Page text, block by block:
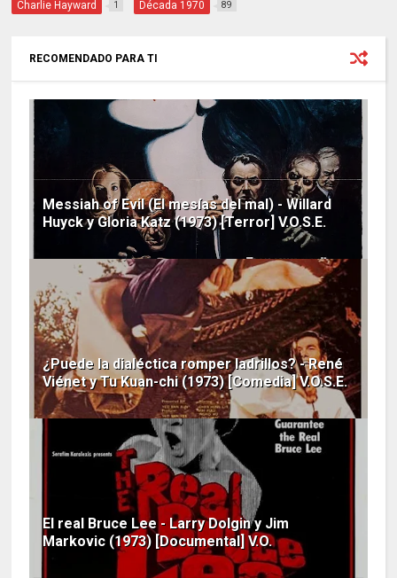
Charlie Hayward 1 Década 1970 89
RECOMENDADO PARA TI
Messiah of Evil (El mesías del mal) - Willard
Huyck y Gloria Katz (1973) [Terror] V.O.S.E.
¿Puede la dialéctica romper ladrillos? - René
Viénet y Tu Kuan-chi (1973) [Comedia] V.O.S.E.
El real Bruce Lee - Larry Dolgin y Jim
Markovic (1973) [Documental] V.O.